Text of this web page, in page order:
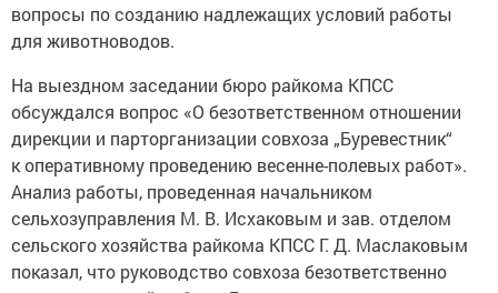
вопросы по созданию надлежащих условий работы
для животноводов.
На выездном заседании бюро райкома КПСС
обсуждался вопрос «О безответственном отношении
дирекции и парторганизации совхоза „Буревестник“
к оперативному проведению весенне-полевых работ».
Анализ работы, проведенная начальником
сельхозуправления М. В. Исхаковым и зав. отделом
сельского хозяйства райкома КПСС Г. Д. Маслаковым
показал, что руководство совхоза безответственно